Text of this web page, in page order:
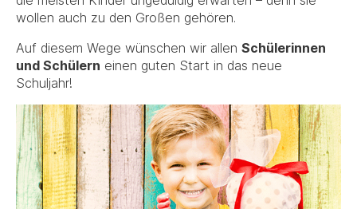
wollen auch zu den Großen gehören.
Auf diesem Wege wünschen wir allen Schülerinnen
und Schülern einen guten Start in das neue
Schuljahr!